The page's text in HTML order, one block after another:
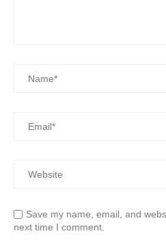
Save my name, email, and
next time I comment.